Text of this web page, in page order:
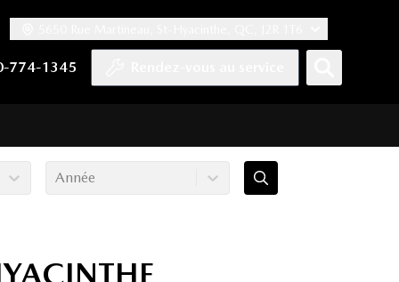
774-1345
TwitterYouTube
compte Tiktok
notre compte LinkedIn
vers notre compte Instagram
Année